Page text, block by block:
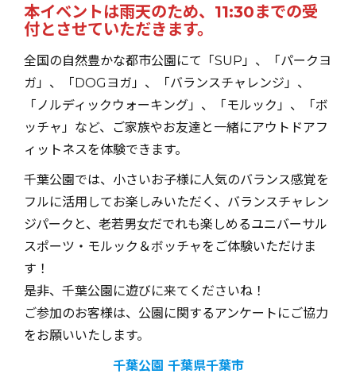
本イベントは雨天のため、11:30までの受
付とさせていただきます。
全国の自然豊かな都市公園にて「SUP」、「パークヨ
ガ」、「DOGヨガ」、「バランスチャレンジ」、
「ノルディックウォーキング」、「モルック」、「ボ
ッチャ」など、ご家族やお友達と一緒にアウトドアフ
ィットネスを体験できます。
千葉公園では、小さいお子様に人気のバランス感覚を
フルに活用してお楽しみいただく、バランスチャレン
ジパークと、老若男女だでれも楽しめるユニバーサル
スポーツ・モルック＆ボッチャをご体験いただけま
す！
是非、千葉公園に遊びに来てくださいね！
ご参加のお客様は、公園に関するアンケートにご協力
をお願いいたします。
千葉公園 千葉県千葉市